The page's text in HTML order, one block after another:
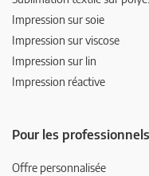
Impression sur soie
Impression sur viscose
Impression sur lin
Impression réactive
Pour les professionnels
Offre personnalisée